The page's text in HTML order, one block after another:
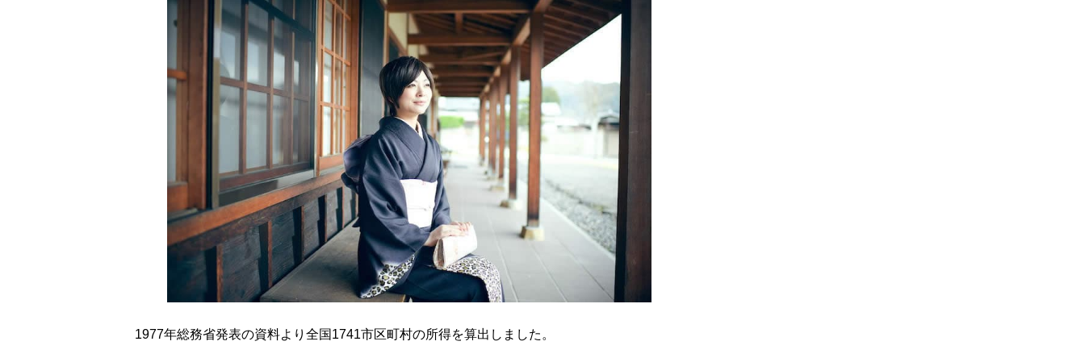
1977年総務省発表の資料より全国1741市区町村の所得を算出しました。